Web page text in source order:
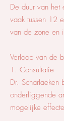
De duur van
vaak tussen 12
van de zone en
Verloop van de
1. Consultatie
Dr. Scharlaeken
onderliggende
mogelijke